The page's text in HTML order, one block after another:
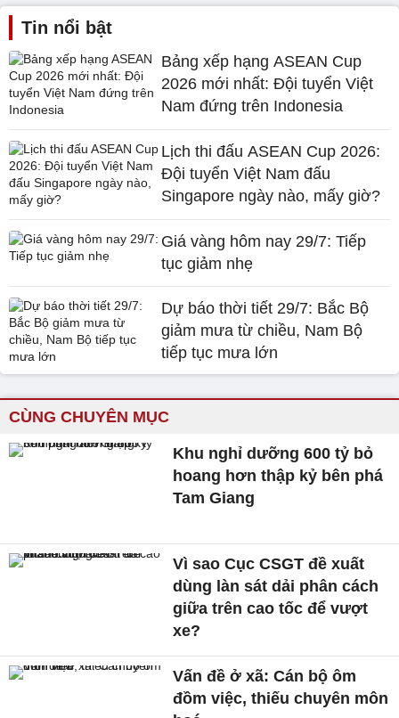
Tin nổi bật
Bảng xếp hạng ASEAN Cup
2026 mới nhất: Đội tuyển Việt
Nam đứng trên Indonesia
Lịch thi đấu ASEAN Cup 2026:
Đội tuyển Việt Nam đấu
Singapore ngày nào, mấy giờ?
Giá vàng hôm nay 29/7: Tiếp
tục giảm nhẹ
Dự báo thời tiết 29/7: Bắc Bộ
giảm mưa từ chiều, Nam Bộ
tiếp tục mưa lớn
CÙNG CHUYÊN MỤC
Khu nghỉ dưỡng 600 tỷ bỏ
hoang hơn thập kỷ bên phá
Tam Giang
Vì sao Cục CSGT đề xuất
dùng làn sát dải phân cách
giữa trên cao tốc để vượt
xe?
Vấn đề ở xã: Cán bộ ôm
đồm việc, thiếu chuyên môn